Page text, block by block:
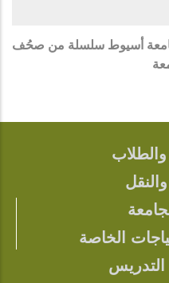
أسيوط سلسلة من صحُف
والطلاب
الخاصة
التدريس